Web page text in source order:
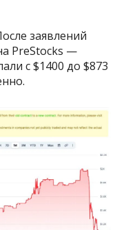
заявлений
PreStocks —
с $1400 до $873